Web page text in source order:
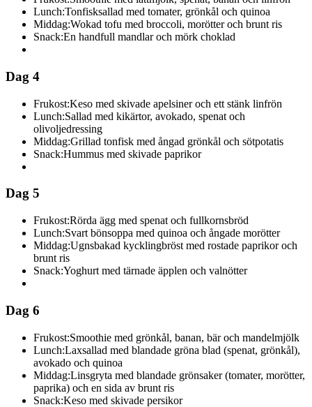
Lunch:Tonfisksallad med tomater, grönkål och quinoa
Middag:Wokad tofu med broccoli, morötter och brunt ris
Snack:En handfull mandlar och mörk choklad
Dag 4
Frukost:Keso med skivade apelsiner och ett stänk linfrön
Lunch:Sallad med kikärtor, avokado, spenat och
olivoljedressing
Middag:Grillad tonfisk med ångad grönkål och sötpotatis
Snack:Hummus med skivade paprikor
Dag 5
Frukost:Rörda ägg med spenat och fullkornsbröd
Lunch:Svart bönsoppa med quinoa och ångade morötter
Middag:Ugnsbakad kycklingbröst med rostade paprikor och
brunt ris
Snack:Yoghurt med tärnade äpplen och valnötter
Dag 6
Frukost:Smoothie med grönkål, banan, bär och mandelmjölk
Lunch:Laxsallad med blandade gröna blad (spenat, grönkål),
avokado och quinoa
Middag:Linsgryta med blandade grönsaker (tomater, morötter,
paprika) och en sida av brunt ris
Snack:Keso med skivade persikor